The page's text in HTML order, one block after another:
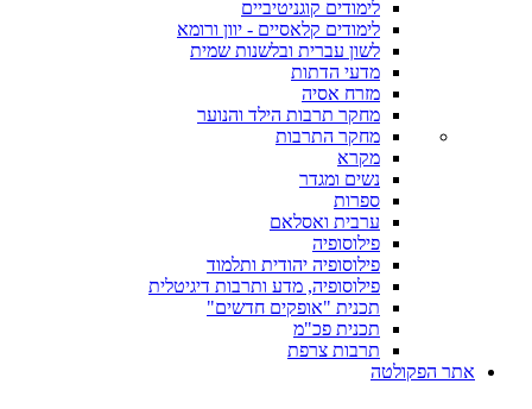
לימודים קוגניטיביים
לימודים קלאסיים - יוון ורומא
לשון עברית ובלשנות שמית
מדעי הדתות
מזרח אסיה
מחקר תרבות הילד והנוער
מחקר התרבות
מקרא
נשים ומגדר
ספרות
ערבית ואסלאם
פילוסופיה
פילוסופיה יהודית ותלמוד
פילוסופיה, מדע ותרבות דיגיטלית
תכנית "אופקים חדשים"
תכנית פכ"מ
תרבות צרפת
אתר הפקולטה